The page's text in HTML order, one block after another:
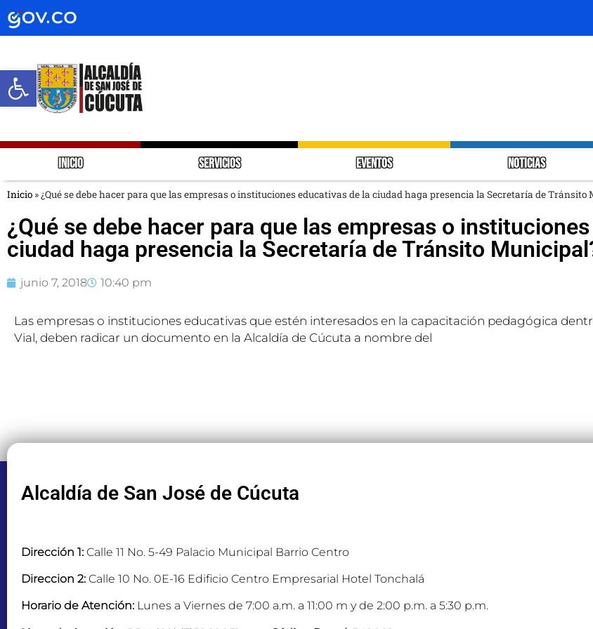
Abrir barra de herramientas
INICIO SERVICIOS EVENTOS NOTICIAS
Inicio »¿Qué se debe hacer para que las empresas o instituciones educativas de la ciudad haga presencia la Secretaría de Tránsito
¿Qué se debe hacer para que las empresas o
ciudad haga presencia la Secretaría de Tránsito
junio 7, 2018 10:40 pm
Las empresas o instituciones educativas que estén interesados en la capacitación pedagógica
Vial, deben radicar un documento en la Alcaldía de Cúcuta a nombre del
Alcaldía de San José de Cúcuta
Dirección 1: Calle 11 No. 5-49 Palacio Municipal Barrio Centro
Direccion 2: Calle 10 No. 0E-16 Edificio Centro Empresarial Hotel Tonchalá
Horario de Atención: Lunes a Viernes de 7:00 a.m. a 11:00 m y de 2:00 p.m. a 5:30 p.m.